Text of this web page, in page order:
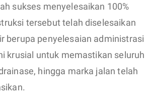
sukses menyelesaikan 100%
tersebut telah diselesaikan
berupa penyelesaian administrasi
krusial untuk memastikan seluruh
hingga marka jalan telah